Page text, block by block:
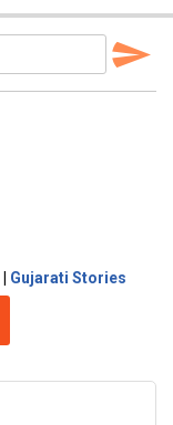
Gujarati Stories